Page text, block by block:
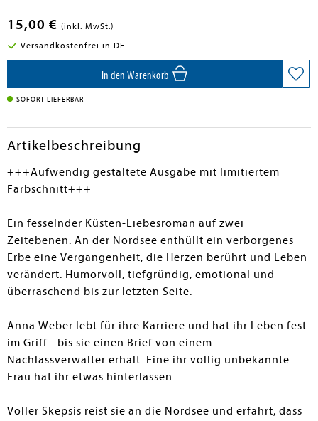
15,00 € (inkl. MwSt.)
Versandkostenfrei in DE
In den Warenkorb
SOFORT LIEFERBAR
Artikelbeschreibung
+++Aufwendig gestaltete Ausgabe mit limitiertem
Farbschnitt+++
Ein fesselnder Küsten-Liebesroman auf zwei
Zeitebenen. An der Nordsee enthüllt ein verborgenes
Erbe eine Vergangenheit, die Herzen berührt und Leben
verändert. Humorvoll, tiefgründig, emotional und
überraschend bis zur letzten Seite.
Anna Weber lebt für ihre Karriere und hat ihr Leben fest
im Griff - bis sie einen Brief von einem
Nachlassverwalter erhält. Eine ihr völlig unbekannte
Frau hat ihr etwas hinterlassen.
Voller Skepsis reist sie an die Nordsee und erfährt, dass